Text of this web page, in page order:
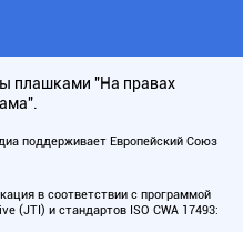
плашками "На правах
поддерживает Европейский Союз
в соответствии с программой
(JTI) и стандартов ISO CWA 17493: